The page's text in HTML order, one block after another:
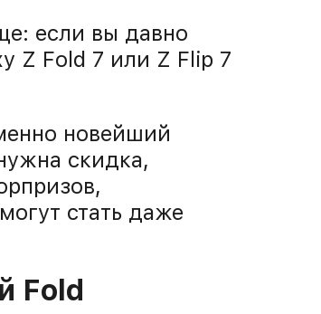
если вы давно
Z Fold 7 или Z Flip 7
новейший
скидка,
стать даже
Fold